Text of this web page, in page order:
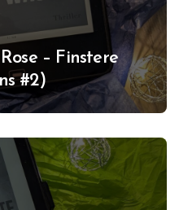
– Finstere
#2)